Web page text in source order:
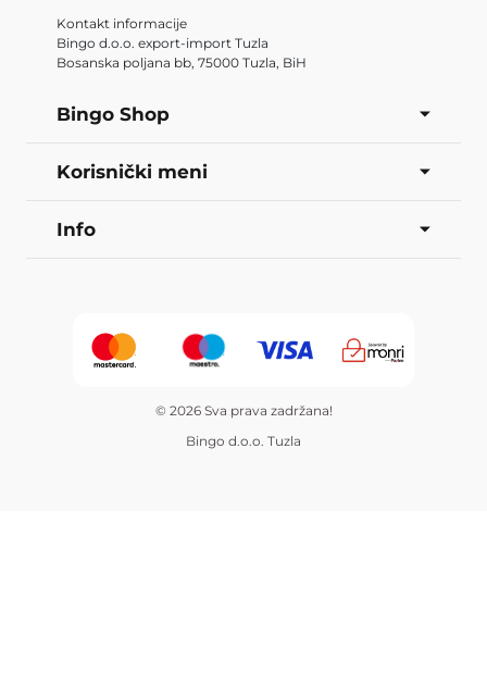
Kontakt informacije
Bingo d.o.o. export-import Tuzla
Bosanska poljana bb, 75000 Tuzla, BiH
Bingo Shop
Korisnički meni
Info
© 2026 Sva prava zadržana!
Bingo d.o.o. Tuzla